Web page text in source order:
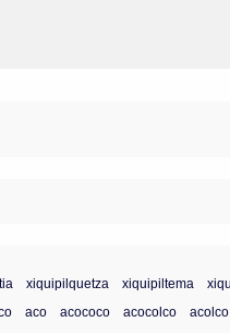
xiquipilquetza xiquipiltema
aco acococo acocolco acolco